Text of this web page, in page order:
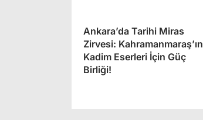
Ankara’da Tarihi Miras
Zirvesi: Kahramanmaraş’ın
Kadim Eserleri İçin Güç
Birliği!